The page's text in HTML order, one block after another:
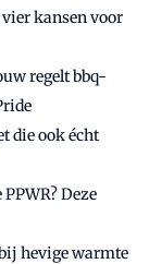
kansen voor
regelt bbq-
die ook écht
Deze
hevige warmte